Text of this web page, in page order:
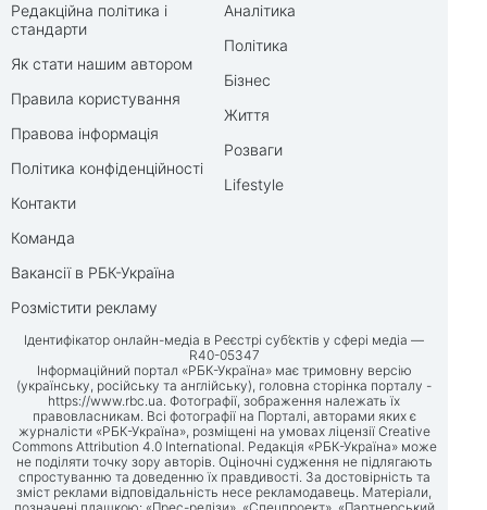
Редакційна політика і
стандарти
Як стати нашим автором
Правила користування
Правова інформація
Політика конфіденційності
Контакти
Команда
Вакансії в РБК-Україна
Розмістити рекламу
Аналітика
Політика
Бізнес
Життя
Розваги
Lifestyle
Ідентифікатор онлайн-медіа в Реєстрі суб’єктів у сфері медіа —
R40-05347
Інформаційний портал «РБК-Україна» має тримовну версію
(українську, російську та англійську), головна сторінка порталу -
https://www.rbc.ua. Фотографії, зображення належать їх
правовласникам. Всі фотографії на Порталі, авторами яких є
журналісти «РБК-Україна», розміщені на умовах ліцензії Creative
Commons Attribution 4.0 International. Редакція «РБК-Україна» може
не поділяти точку зору авторів. Оціночні судження не підлягають
спростуванню та доведенню їх правдивості. За достовірність та
зміст реклами відповідальність несе рекламодавець. Матеріали,